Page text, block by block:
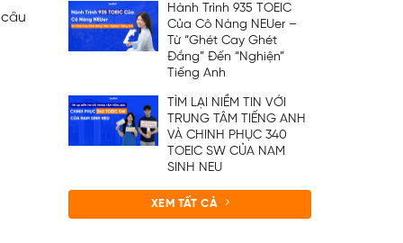
Hành Trình 935 TOEIC
Của Cô Nàng NEUer –
Từ “Ghét Cay Ghét
Đắng” Đến “Nghiện”
Tiếng Anh
TÌM LẠI NIỀM TIN VỚI
TRUNG TÂM TIẾNG ANH
VÀ CHINH PHỤC 340
TOEIC SW CỦA NAM
SINH NEU
XEM TẤT CẢ